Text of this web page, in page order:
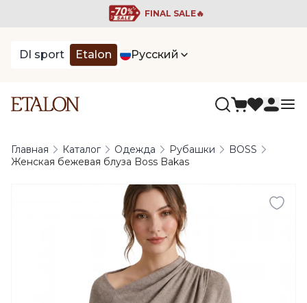
FINAL SALE🔥
DI sport Etalon Русский
Главная Каталог Одежда Рубашки
BOSS
Женская бежевая блуза Boss Bakas